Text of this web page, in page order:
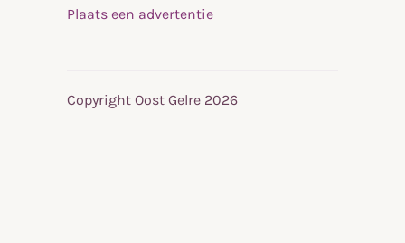
Plaats een advertentie
Copyright Oost Gelre 2026